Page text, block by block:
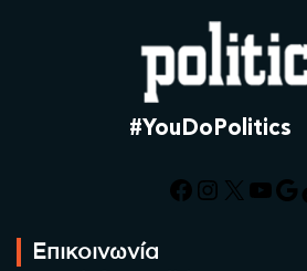
#YouDoPolitics
Facebook
X
Επικοινωνία